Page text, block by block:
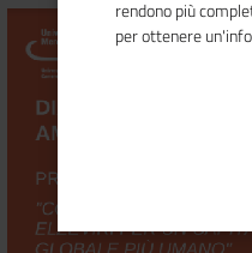
rendono più
per ottenere